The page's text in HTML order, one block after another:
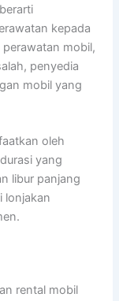
kepada
mobil,
penyedia
mobil yang
oleh
yang
libur panjang
lonjakan
rental mobil